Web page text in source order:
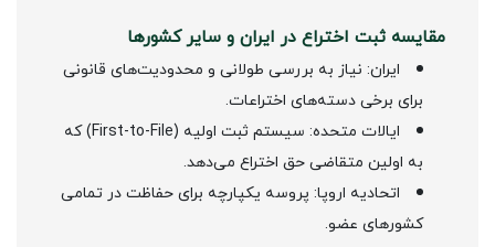
مقایسه ثبت اختراع در ایران و سایر کشورها
ایران: نیاز به بررسی طولانی و محدودیت‌های قانونی
برای برخی دسته‌های اختراعات.
ایالات متحده: سیستم ثبت اولیه (First-to-File) که
به اولین متقاضی حق اختراع می‌دهد.
اتحادیه اروپا: پروسه یکپارچه برای حفاظت در تمامی
کشورهای عضو.